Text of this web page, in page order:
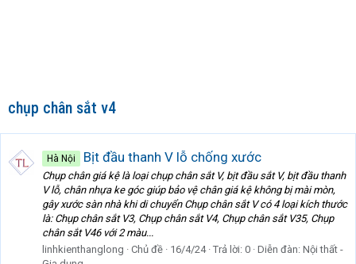
chụp chân sắt v4
Hà Nội Bịt đầu thanh V lỗ chống xước
Chụp chân giá kệ là loại chụp chân sắt V, bịt đầu sắt V, bịt đầu thanh
V lỗ, chân nhựa ke góc giúp bảo vệ chân giá kệ không bị mài mòn,
gây xước sàn nhà khi di chuyển Chụp chân sắt V có 4 loại kích thước
là: Chụp chân sắt V3, Chụp chân sắt V4, Chụp chân sắt V35, Chụp
chân sắt V46 với 2 màu...
linhkienthanglong
Chủ đề 16/4/24 Trả lời: 0 Diễn đàn: Nội thất -